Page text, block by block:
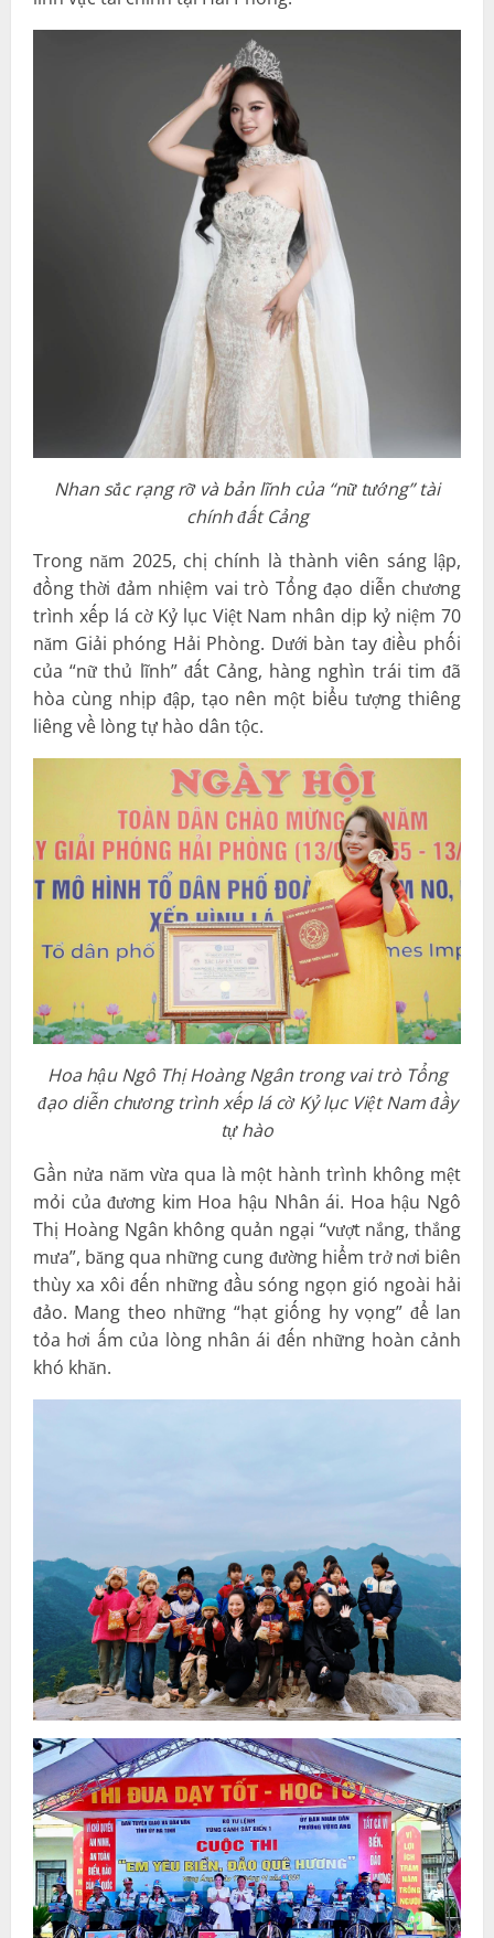
Nhan sắc rạng rỡ và bản lĩnh của “nữ tướng” tài
chính đất Cảng
Trong năm 2025, chị chính là thành viên sáng lập,
đồng thời đảm nhiệm vai trò Tổng đạo diễn chương
trình xếp lá cờ Kỷ lục Việt Nam nhân dịp kỷ niệm 70
năm Giải phóng Hải Phòng. Dưới bàn tay điều phối
của “nữ thủ lĩnh” đất Cảng, hàng nghìn trái tim đã
hòa cùng nhịp đập, tạo nên một biểu tượng thiêng
liêng về lòng tự hào dân tộc.
Hoa hậu Ngô Thị Hoàng Ngân trong vai trò Tổng
đạo diễn chương trình xếp lá cờ Kỷ lục Việt Nam đầy
tự hào
Gần nửa năm vừa qua là một hành trình không mệt
mỏi của đương kim Hoa hậu Nhân ái. Hoa hậu Ngô
Thị Hoàng Ngân không quản ngại “vượt nắng, thắng
mưa”, băng qua những cung đường hiểm trở nơi biên
thùy xa xôi đến những đầu sóng ngọn gió ngoài hải
đảo. Mang theo những “hạt giống hy vọng” để lan
tỏa hơi ấm của lòng nhân ái đến những hoàn cảnh
khó khăn.